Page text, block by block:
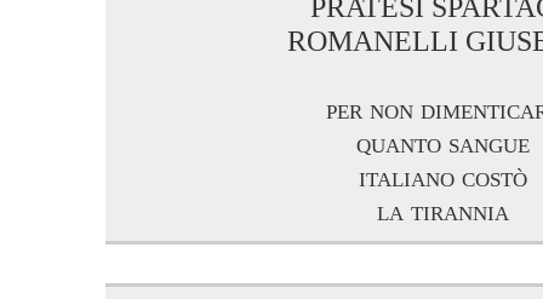
ROMANELLI
per non
quanto sangue
italiano costò
la tirannia